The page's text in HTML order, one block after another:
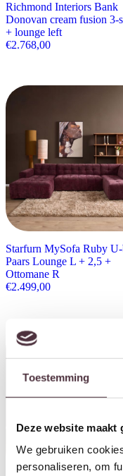
Toestemming
Deze website maakt
We gebruiken
personaliseren, om
Richmond Interiors Bank
Donovan cream fusion 3-
+ lounge left
€2.768,00
Starfurn MySofa Ruby
Paars Lounge L + 2,5 +
Ottomane R
€2.499,00